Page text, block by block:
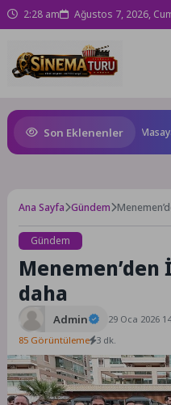
2:28 am Ağustos 7, 2026,
Son Eklenenler
ve Yatırım Potansiyeli Masaya
Ana Sayfa Gündem
Gündem
daha
Admin 29 Oca 2026
85 Görüntüleme 3 dk.